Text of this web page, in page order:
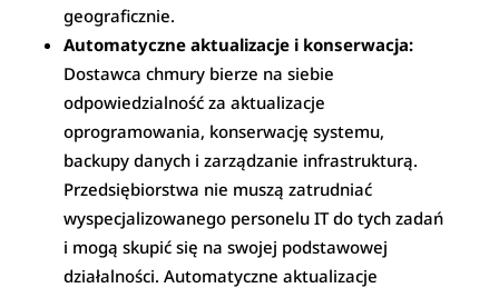
geograficznie.
Automatyczne aktualizacje i konserwacja:
Dostawca chmury bierze na siebie
odpowiedzialność za aktualizacje
oprogramowania, konserwację systemu,
backupy danych i zarządzanie infrastrukturą.
Przedsiębiorstwa nie muszą zatrudniać
wyspecjalizowanego personelu IT do tych zadań
i mogą skupić się na swojej podstawowej
działalności. Automatyczne aktualizacje